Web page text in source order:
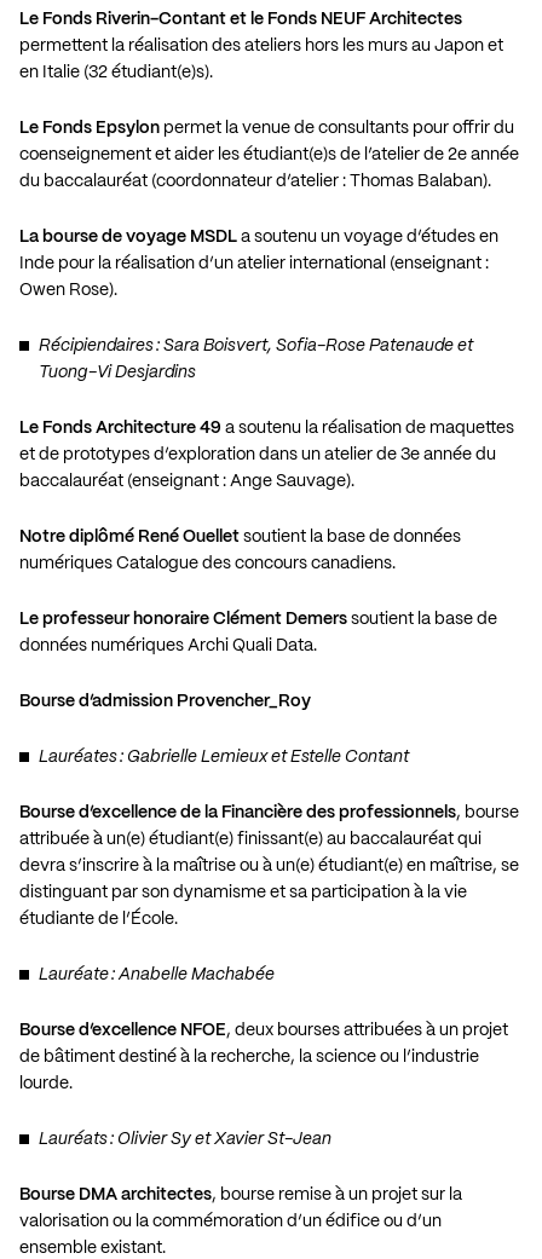
Le Fonds Riverin-Contant et le Fonds NEUF Architectes
permettent la réalisation des ateliers hors les murs au Japon et
en Italie (32 étudiant(e)s).
Le Fonds Epsylon permet la venue de consultants pour offrir du
coenseignement et aider les étudiant(e)s de l’atelier de 2e année
du baccalauréat (coordonnateur d’atelier : Thomas Balaban).
La bourse de voyage MSDL a soutenu un voyage d’études en
Inde pour la réalisation d’un atelier international (enseignant :
Owen Rose).
Récipiendaires : Sara Boisvert, Sofia-Rose Patenaude et
Tuong-Vi Desjardins
Le Fonds Architecture 49 a soutenu la réalisation de maquettes
et de prototypes d’exploration dans un atelier de 3e année du
baccalauréat (enseignant : Ange Sauvage).
Notre diplômé René Ouellet soutient la base de données
numériques Catalogue des concours canadiens.
Le professeur honoraire Clément Demers soutient la base de
données numériques Archi Quali Data.
Bourse d’admission Provencher_Roy
Lauréates : Gabrielle Lemieux et Estelle Contant
Bourse d’excellence de la Financière des professionnels, bourse
attribuée à un(e) étudiant(e) finissant(e) au baccalauréat qui
devra s’inscrire à la maîtrise ou à un(e) étudiant(e) en maîtrise, se
distinguant par son dynamisme et sa participation à la vie
étudiante de l’École.
Lauréate : Anabelle Machabée
Bourse d’excellence NFOE, deux bourses attribuées à un projet
de bâtiment destiné à la recherche, la science ou l’industrie
lourde.
Lauréats : Olivier Sy et Xavier St-Jean
Bourse DMA architectes, bourse remise à un projet sur la
valorisation ou la commémoration d’un édifice ou d’un
ensemble existant.